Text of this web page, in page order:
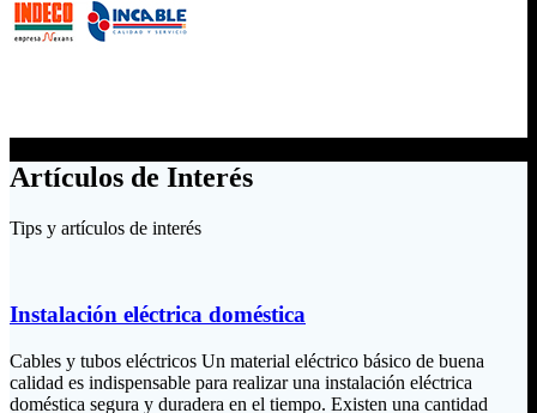
Artículos de Interés
Tips y artículos de interés
Instalación eléctrica doméstica
Cables y tubos eléctricos Un material eléctrico básico de buena
calidad es indispensable para realizar una instalación eléctrica
doméstica segura y duradera en el tiempo. Existen una cantidad